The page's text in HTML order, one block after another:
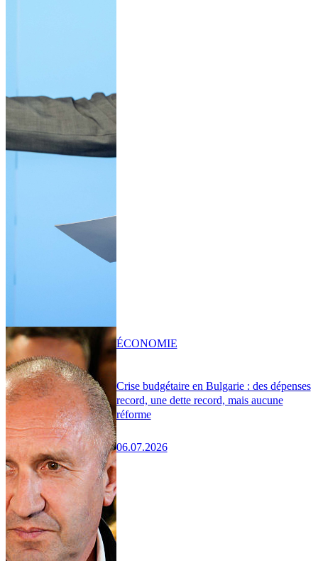
Crise budgétaire en Bulgarie : des dépenses
record, une dette record, mais aucune
réforme
06.07.2026
ÉCONOMIE